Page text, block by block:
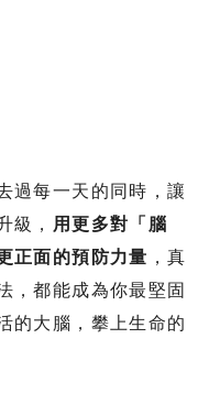
過每一天的同時，讓
級，
用更多對「腦
正面的預防力量 ，真
，都能成為你最堅固
的大腦，攀上生命的